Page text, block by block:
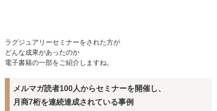
ラグジュアリーセミナーをされた方が
どんな成果があったのか
電子書籍の一部をご紹介しますね。
メルマガ読者100人からセミナーを開催し、
月商7桁を連続達成されている事例